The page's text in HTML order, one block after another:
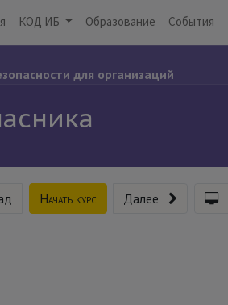
КОД ИБ Образование События
для организаций
Начать курс Далее